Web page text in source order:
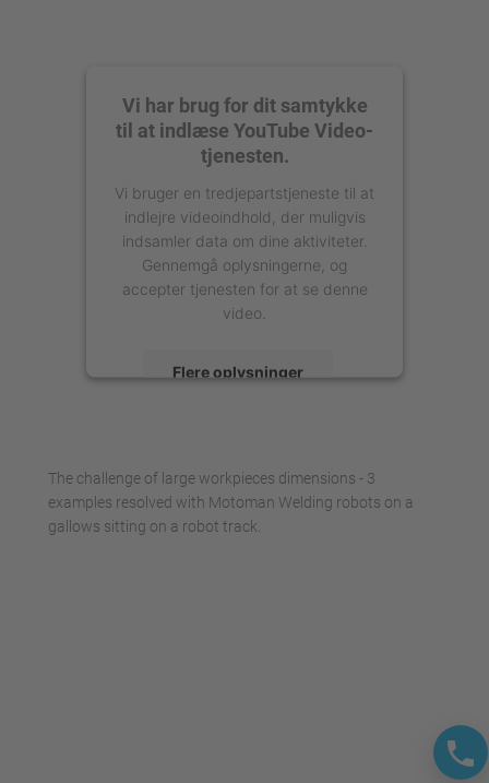
Vi har brug for dit samtykke
til at indlæse YouTube Video-
tjenesten.
Vi bruger en tredjepartstjeneste til at
indlejre videoindhold, der muligvis
indsamler data om dine aktiviteter.
Gennemgå oplysningerne, og
accepter tjenesten for at se denne
video.
Flere oplysninger
powered by
Usercentrics Consent
Management Platform
The challenge of large workpieces dimensions - 3
examples resolved with Motoman Welding robots on a
gallows sitting on a robot track.